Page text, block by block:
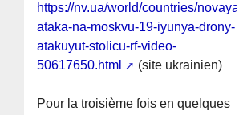
https://nv.ua/world/countries/novaya-
ataka-na-moskvu-19-iyunya-drony-
atakuyut-stolicu-rf-video-
50617650.html
(site ukrainien)
Pour la troisième fois en quelques